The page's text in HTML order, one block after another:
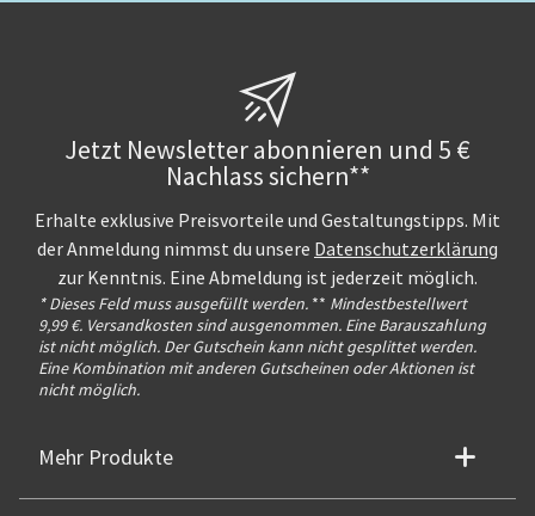
Jetzt Newsletter abonnieren und 5 €
Nachlass sichern**
Erhalte exklusive Preisvorteile und Gestaltungstipps. Mit
der Anmeldung nimmst du unsere Datenschutzerklärung
zur Kenntnis. Eine Abmeldung ist jederzeit möglich.
* Dieses Feld muss ausgefüllt werden. ** Mindestbestellwert
9,99 €. Versandkosten sind ausgenommen. Eine Barauszahlung
ist nicht möglich. Der Gutschein kann nicht gesplittet werden.
Eine Kombination mit anderen Gutscheinen oder Aktionen ist
nicht möglich.
Mehr Produkte